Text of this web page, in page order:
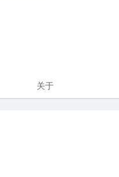
关于